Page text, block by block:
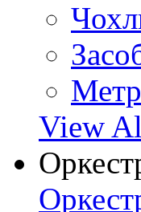
View